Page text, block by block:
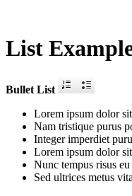
List
Bullet List
Lorem ipsum dolor
Nam tristique purus
Integer imperdiet
Lorem ipsum dolor
Nunc tempus risus
Sed ultrices metus